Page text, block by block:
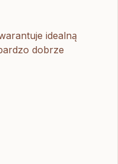
idealną
dobrze